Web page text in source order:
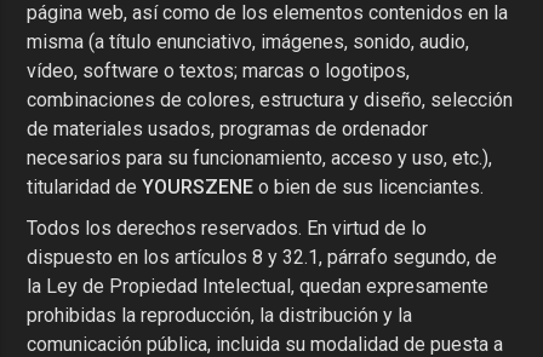
página web, así como de los elementos contenidos en la
misma (a título enunciativo, imágenes, sonido, audio,
vídeo, software o textos; marcas o logotipos,
combinaciones de colores, estructura y diseño, selección
de materiales usados, programas de ordenador
necesarios para su funcionamiento, acceso y uso, etc.),
titularidad deYOURSZENE o bien de sus licenciantes.
Todos los derechos reservados. En virtud de lo
dispuesto en los artículos 8 y 32.1, párrafo segundo, de
la Ley de Propiedad Intelectual, quedan expresamente
prohibidas la reproducción, la distribución y la
comunicación pública, incluida su modalidad de puesta a